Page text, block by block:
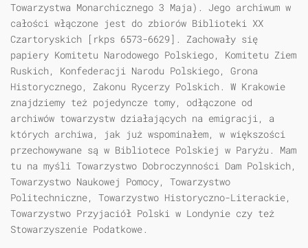
Towarzystwa Monarchicznego 3 Maja). Jego archiwum w
całości włączone jest do zbiorów Biblioteki XX
Czartoryskich [rkps 6573-6629]. Zachowały się
papiery Komitetu Narodowego Polskiego, Komitetu Ziem
Ruskich, Konfederacji Narodu Polskiego, Grona
Historycznego, Zakonu Rycerzy Polskich. W Krakowie
znajdziemy też pojedyncze tomy, odłączone od
archiwów towarzystw działających na emigracji, a
których archiwa, jak już wspominałem, w większości
przechowywane są w Bibliotece Polskiej w Paryżu. Mam
tu na myśli Towarzystwo Dobroczynności Dam Polskich,
Towarzystwo Naukowej Pomocy, Towarzystwo
Politechniczne, Towarzystwo Historyczno-Literackie,
Towarzystwo Przyjaciół Polski w Londynie czy też
Stowarzyszenie Podatkowe.